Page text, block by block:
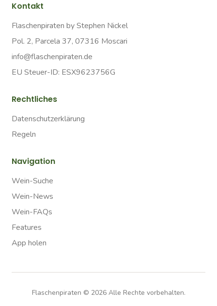
Kontakt
Flaschenpiraten by Stephen Nickel
Pol. 2, Parcela 37, 07316 Moscari
info@flaschenpiraten.de
EU Steuer-ID: ESX9623756G
Rechtliches
Datenschutzerklärung
Regeln
Navigation
Wein-Suche
Wein-News
Wein-FAQs
Features
App holen
Flaschenpiraten © 2026Alle Rechte vorbehalten.